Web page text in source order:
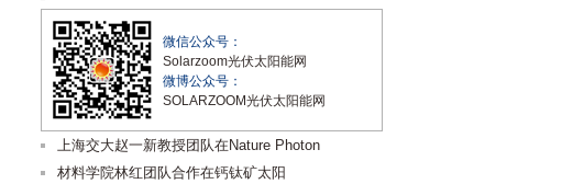
微信公众号：
Solarzoom光伏太阳能网
微博公众号：
SOLARZOOM光伏太阳能网
上海交大赵一新教授团队在Nature Photon
材料学院林红团队合作在钙钛矿太阳